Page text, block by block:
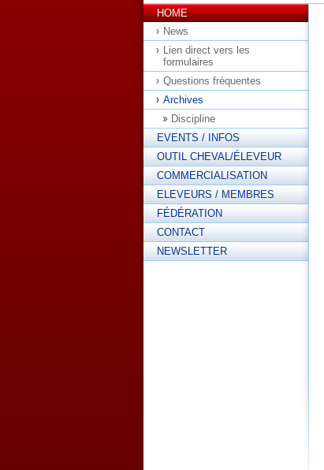
HOME
News
Lien direct vers les
formulaires
Questions fréquentes
Archives
Discipline
EVENTS / INFOS
OUTIL CHEVAL/ÉLEVEUR
COMMERCIALISATION
ELEVEURS / MEMBRES
FÉDÉRATION
CONTACT
NEWSLETTER